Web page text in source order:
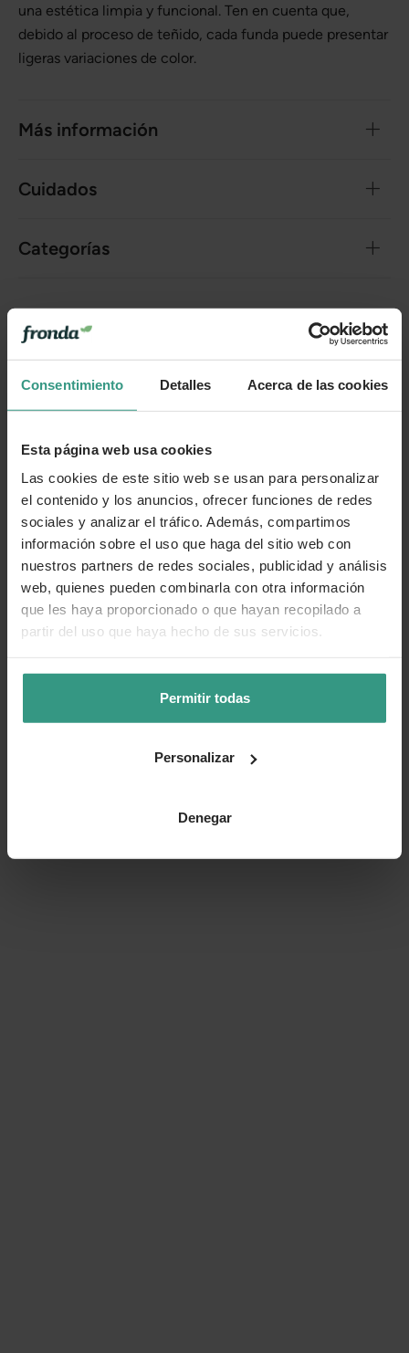
Consentimiento Detalles Acerca de las cookies
Esta página web usa cookies
Las cookies de este sitio web se usan para personalizar
el contenido y los anuncios, ofrecer funciones de redes
sociales y analizar el tráfico. Además, compartimos
información sobre el uso que haga del sitio web con
nuestros partners de redes sociales, publicidad y análisis
web, quienes pueden combinarla con otra información
que les haya proporcionado o que hayan recopilado a
partir del uso que haya hecho de sus servicios.
Permitir todas
Personalizar
Denegar
una estética limpia y funcional. Ten en cuenta que,
debido al proceso de teñido, cada funda puede presentar
ligeras variaciones de color.
Más información
Cuidados
Categorías
Número de artículo:
👍 Sí 😐 Más o menos 👎 No